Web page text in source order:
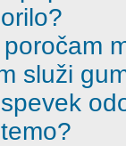
služi